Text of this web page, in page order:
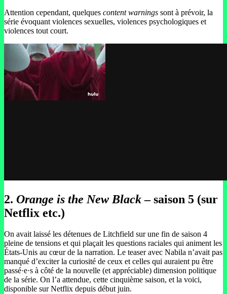
Attention cependant, quelques content warnings sont à prévoir, la
série évoquant violences sexuelles, violences psychologiques et
violences tout court.
2. Orange is the New Black– saison 5 (sur
Netflix etc.)
On avait laissé les détenues de Litchfield sur une fin de saison 4
pleine de tensions et qui plaçait les questions raciales qui animent les
États-Unis au cœur de la narration. Le teaser avec Nabila n’avait pas
manqué d’exciter la curiosité de ceux et celles qui auraient pu être
passé·e·s à côté de la nouvelle (et appréciable) dimension politique
de la série. On l’a attendue, cette cinquième saison, et la voici,
disponible sur Netflix depuis début juin.